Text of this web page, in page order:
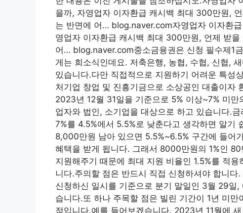
을까, 자영업자 이자환급 캐시백 최대 300만원,
는 반면에 어… blog.naver.com자영업자 이자환
영업자 이자환급 캐시백 최대 300만원, 언제 받
어… blog.naver.com중소금융권은 신청 필수제1
게는 희소식인데요. 저축은행, 농협, 수협, 신협,
있습니다.다만 직접적으로 지원하기 어려운 특성
처기업 창업 및 진흥기금으로 소상공인 대출이자
2023년 12월 31일을 기준으로 5% 이상~7% 미
업자와 법인, 소기업을 대상으로 하고 있습니다.
7%를 4.5%에서 5.5%로 낮춘다고 생각하면 알기
8,000만원 남아 있으면 5.5%~6.5% 구간에 들어
혜택을 받게 됩니다. 그래서 8000만원의 1%인
지원해주기 때문에 최대 지원 비율인 1.5%를 적
니다.주의할 점은 반드시 직접 신청하셔야 합니
신청하신 일시를 기준으로 분기 말일인 3월 29
습니다.또 하나 주목할 점은 빌린 기간이 1년 미
점입니다.예를 들어보겠습니다. 2023년 11월에